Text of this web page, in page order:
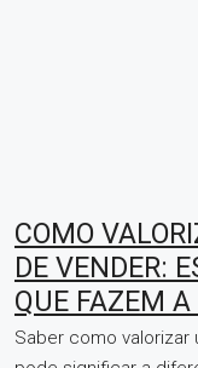
COMO
DE VENDER:
QUE FAZEM
Saber como valorizar